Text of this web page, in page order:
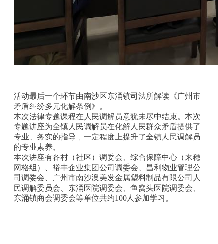
活动最后一个环节由南沙区东涌镇司法所解读《广州市
矛盾纠纷多元化解条例》。
本次法律专题课程在人民调解员意犹未尽中结束。本次
专题讲座为全镇人民调解员在化解人民群众矛盾提供了
专业、务实的指导，一定程度上提升了全镇人民调解员
的专业素养。
本次讲座有各村（社区）调委会、综合保障中心（来穗
网格组）、裕丰企业集团公司调委会、昌利物业管理公
司调委会、广州市南沙澳美发金属塑料制品有限公司人
民调解委员会、东涌医院调委会、鱼窝头医院调委会、
东涌镇商会调委会等单位共约100人参加学习。